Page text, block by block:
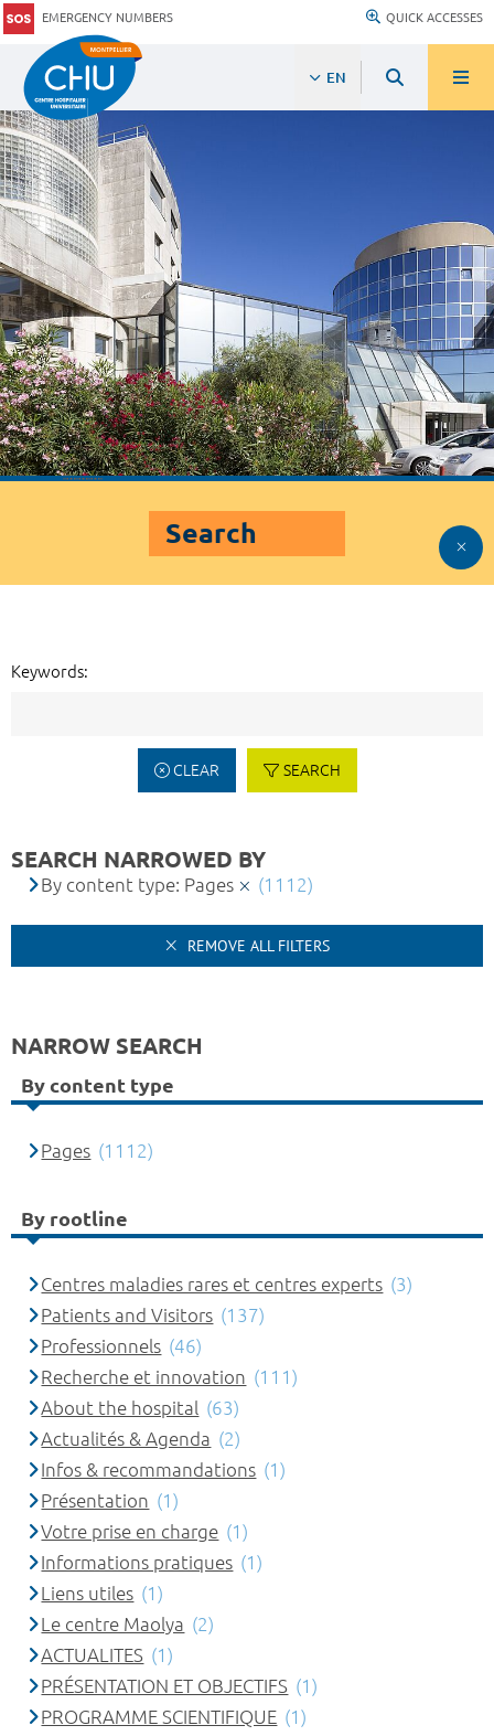
EMERGENCY NUMBERS QUICK ACCESSES
EN
Search
Keywords:
CLEAR SEARCH
SEARCH NARROWED BY
By content type: Pages (1112)
REMOVE ALL FILTERS
NARROW SEARCH
By content type
Pages (1112)
By rootline
Centres maladies rares et centres experts (3)
Patients and Visitors (137)
Professionnels (46)
Recherche et innovation (111)
About the hospital (63)
Actualités & Agenda (2)
Infos & recommandations (1)
Présentation (1)
Votre prise en charge (1)
Informations pratiques (1)
Liens utiles (1)
Le centre Maolya (2)
ACTUALITES (1)
PRÉSENTATION ET OBJECTIFS (1)
PROGRAMME SCIENTIFIQUE (1)